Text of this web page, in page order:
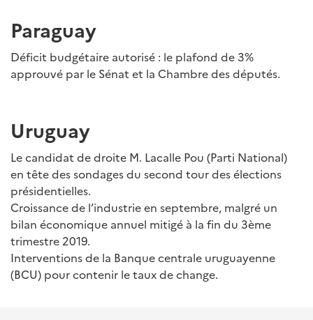
Paraguay
Déficit budgétaire autorisé : le plafond de 3%
approuvé par le Sénat et la Chambre des députés.
Uruguay
Le candidat de droite M. Lacalle Pou (Parti National)
en tête des sondages du second tour des élections
présidentielles.
Croissance de l’industrie en septembre, malgré un
bilan économique annuel mitigé à la fin du 3ème
trimestre 2019.
Interventions de la Banque centrale uruguayenne
(BCU) pour contenir le taux de change.